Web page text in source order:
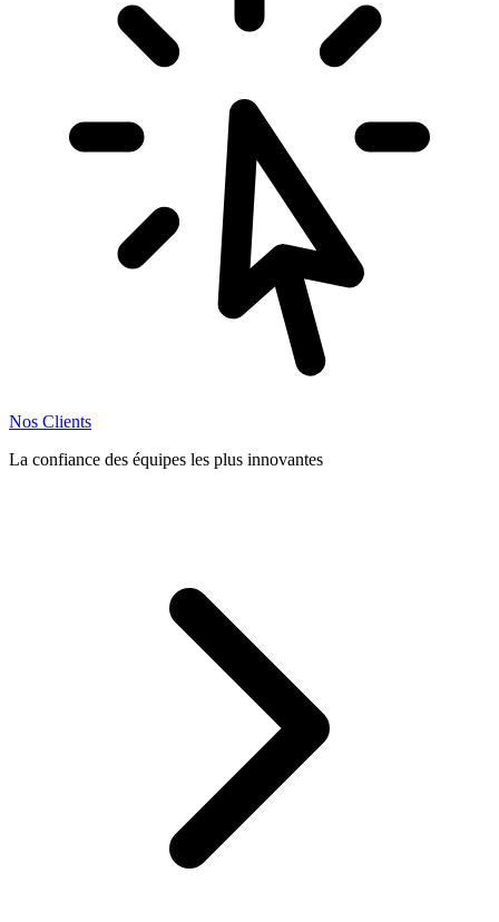
Nos Clients
La confiance des équipes les plus innovantes